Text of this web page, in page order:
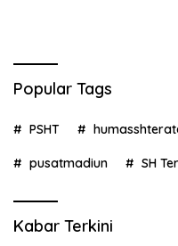
Popular Tags
PSHT
pusatmadiun SH
Kabar Terkini